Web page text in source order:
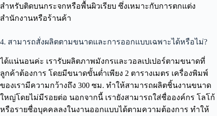
สำหรับติดบนกระจกหรือพื้นผิวเรียบ ซึ่งเหมาะกับการตกแต่ง
สำนักงานหรือร้านค้า
4. สามารถสั่งผลิตตามขนาดและการออกแบบเฉพาะได้หรือไม่?
ได้แน่นอนค่ะ เรารับผลิตภาพมังกรและวอลเปเปอร์ตามขนาดที่
ลูกค้าต้องการ โดยมีขนาดขั้นต่ำเพียง 2 ตารางเมตร เครื่องพิมพ์
ของเรามีความกว้างถึง 300 ซม. ทำให้สามารถผลิตชิ้นงานขนาด
ใหญ่โดยไม่มีรอยต่อ นอกจากนี้ เรายังสามารถใส่ชื่อองค์กร โลโก้
หรือรายชื่อบุคคลลงในงานออกแบบได้ตามความต้องการ ทำให้